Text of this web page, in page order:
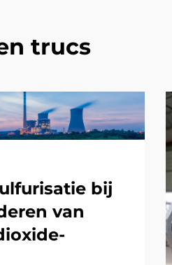
trucs
bij
van